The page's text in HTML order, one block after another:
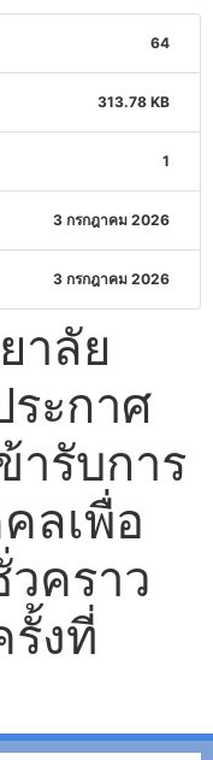
64
313.78 KB
1
3 กรกฎาคม 2026
3 กรกฎาคม 2026
าลัย
ระกาศ
ารับการ
ลเพื่อ
คราว
งที่